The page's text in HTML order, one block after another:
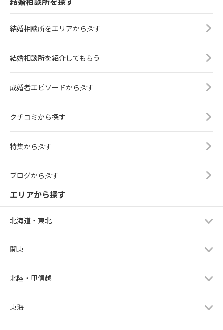
結婚相談所をエリアから探す
結婚相談所を紹介してもらう
成婚者エピソードから探す
クチコミから探す
特集から探す
ブログから探す
エリアから探す
北海道・東北
関東
北陸・甲信越
東海